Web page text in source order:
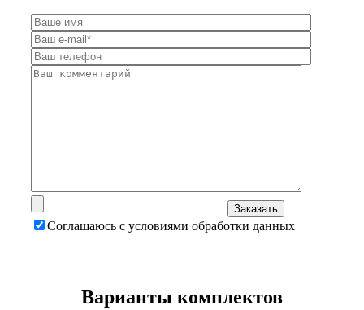
Соглашаюсь с условиями обработки данных
Варианты комплектов